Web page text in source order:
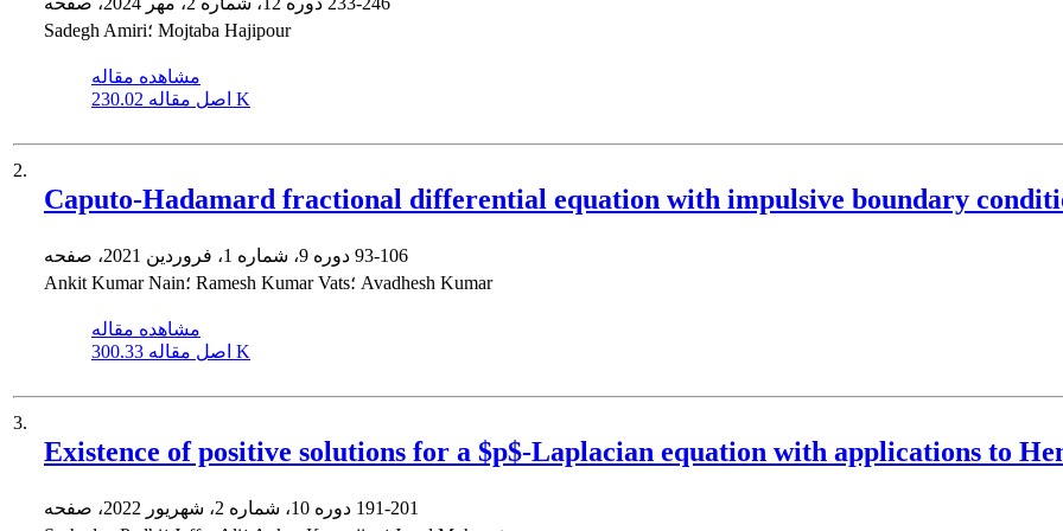
Sadegh Amiri؛ Mojtaba Hajipour
مشاهده مقاله
اصل مقاله 230.02 K
2.
Caputo-Hadamard fractional differential equation with impulsive boundary
93-106
Ankit Kumar Nain؛ Ramesh Kumar Vats؛ Avadhesh Kumar
مشاهده مقاله
اصل مقاله 300.33 K
3.
Existence of positive solutions for a $p$-Laplacian equation with applications to
191-201